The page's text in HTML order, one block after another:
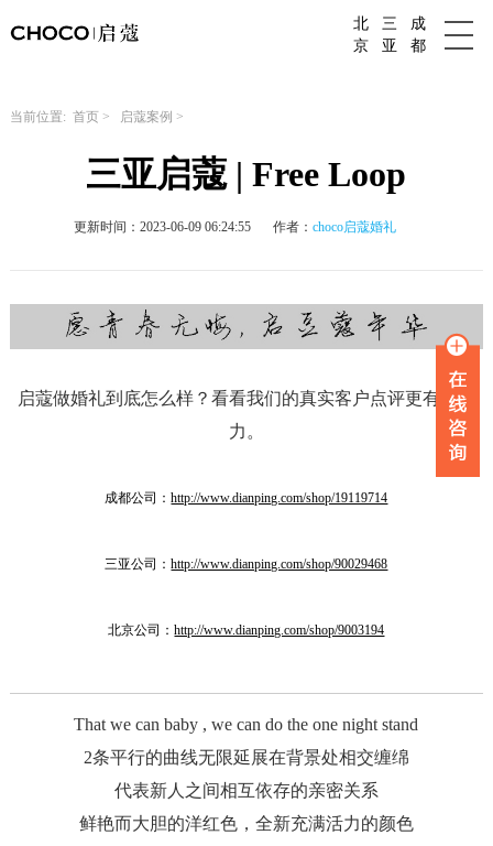
北
京
三
亚
成
都
当前位置: 首页> 启蔻案例 >
三亚启蔻 | Free Loop
更新时间：2023-06-09 06:24:55 作者：choco启蔻婚礼
启蔻做婚礼到底怎么样？看看我们的真实客户点评更有说服
力。
成都公司：http://www.dianping.com/shop/19119714
三亚公司：http://www.dianping.com/shop/90029468
北京公司：http://www.dianping.com/shop/9003194
That we can baby , we can do the one night stand
2条平行的曲线无限延展在背景处相交缠绵
代表新人之间相互依存的亲密关系
鲜艳而大胆的洋红色，全新充满活力的颜色